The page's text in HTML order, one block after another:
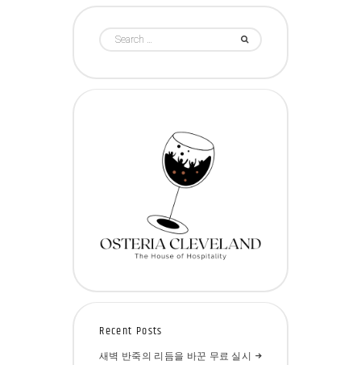
Recent Posts
새벽 반죽의 리듬을 바꾼 무료 실시